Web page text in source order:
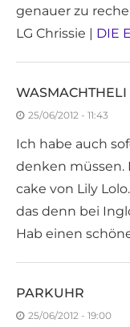
genauer zu
LG Chrissie | DIE
WASMACHTHELI
25/06/2012 - 11:43
Ich habe auch
denken müssen.
cake von Lily
das denn bei
Hab einen
PARKUHR
25/06/2012 - 19:00